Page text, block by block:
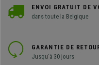
ENVOI GRATUIT DE
dans toute la Belgique
GARANTIE DE
Jusqu'à 30 jours